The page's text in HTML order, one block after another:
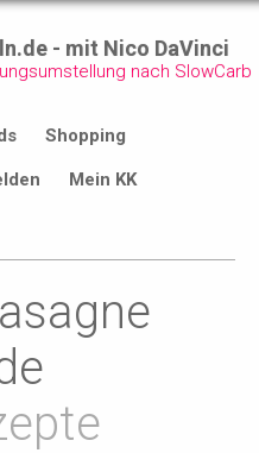
- mit Nico DaVinci
nach SlowCarb
Shopping
Mein KK